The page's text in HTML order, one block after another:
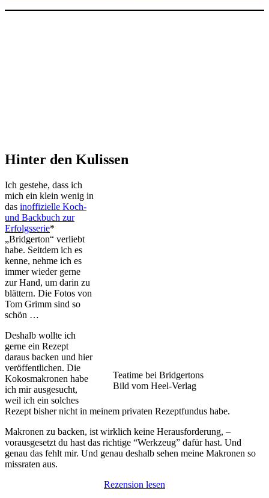
Hinter den Kulissen
Teatime bei Bridgertons
Bild vom Heel-Verlag
Ich gestehe, dass ich
mich ein klein wenig in
das inoffizielle Koch-
und Backbuch zur
Erfolgsserie*
„Bridgerton“ verliebt
habe. Seitdem ich es
kenne, nehme ich es
immer wieder gerne
zur Hand, um darin zu
blättern. Die Fotos von
Tom Grimm sind so
schön …
Deshalb wollte ich
gerne ein Rezept
daraus backen und hier
veröffentlichen. Die
Kokosmakronen habe
ich mir ausgesucht,
weil ich ein solches
Rezept bisher nicht in meinem privaten Rezeptfundus habe.
Makronen zu backen, ist wirklich keine Herausforderung, –
vorausgesetzt du hast das richtige “Werkzeug” dafür hast. Und
genau das fehlt mir. Und genau deshalb sehen meine Makronen so
missraten aus.
Rezension lesen